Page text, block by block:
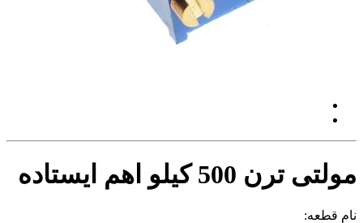
مولتی ترن 500 کیلو اهم ایستاده
نام قطعه: